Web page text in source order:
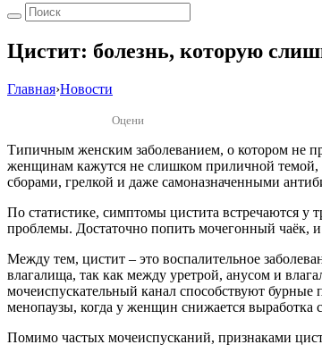
Цистит: болезнь, которую
Главная›Новости
Оцени
Типичным женским заболеванием, о котором не
женщинам кажутся не слишком приличной темой,
сборами, грелкой и даже самоназначенными
По статистике, симптомы цистита встречаются у
проблемы. Достаточно попить мочегонный чаёк, и
Между тем, цистит – это воспалительное
влагалища, так как между уретрой, анусом и
мочеиспускательный канал способствуют
менопаузы, когда у женщин снижается
Помимо частых мочеиспусканий, признаками